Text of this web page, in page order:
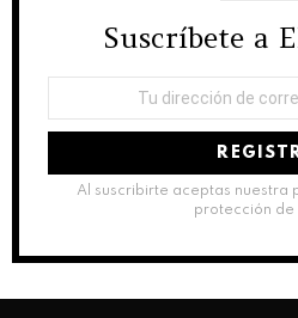
Suscríbete a
correo
Al suscribirte aceptas nuestra
protección de